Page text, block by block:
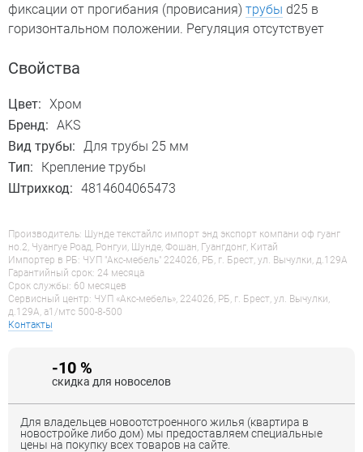
фиксации от прогибания (провисания) трубы d25 в
горизонтальном положении. Регуляция отсутствует
Свойства
Цвет: Хром
Бренд: AKS
Вид трубы: Для трубы 25 мм
Тип:
Крепление трубы
Штрихкод: 4814604065473
Производитель: Шунде текстайлс импорт энд экспорт компани оф гуанг
но.2, Чуангуе Роад, Ронгуи, Шунде, Фошан, Гуангдонг, Китай
Импортер в РБ: ЧУП "Акс-мебель" 224026, РБ, г. Брест, ул. Вычулки, д.129А
Гарантийный срок: 24 месяца
Срок службы: 60 месяцев
Сервисный центр: ЧУП «Акс-мебель», 224026, РБ, г. Брест, ул. Вычулки,
д.129А, a1/мтс 500-8-500
Контакты
-10 %
скидка для новоселов
Для владельцев новоотстроенного жилья (квартира в
новостройке либо дом) мы предоставляем специальные
цены на покупку всех товаров на сайте.